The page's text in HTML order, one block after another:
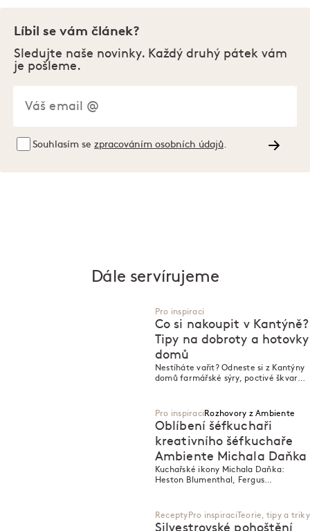
Líbil se vám článek?
Sledujte naše novinky. Každý druhý pátek vám
je pošleme.
Souhlasím se zpracováním osobních údajů
Dále servírujeme
Pro inspiraci
Co si nakoupit v Kantýně?
Tipy na dobroty a hotovky
domů
Nestíháte vařit? Odneste si z Kantýny
domů farmářské sýry, poctivé škvarky
Pro inspiraci Rozhovory z Ambiente
Oblíbení šéfkuchaři
kreativního šéfkuchaře
Ambiente Michala Daňka
Kuchařské ikony Michala Daňka:
Heston Blumenthal, Fergus
Recepty Pro inspiraci Teorie, tipy a triky
Silvestrovské pohoštění